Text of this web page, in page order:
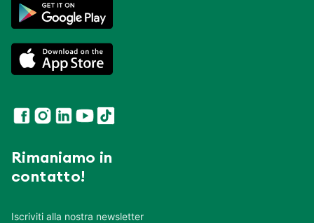
Rimaniamo in
contatto!
Iscriviti alla nostra newsletter